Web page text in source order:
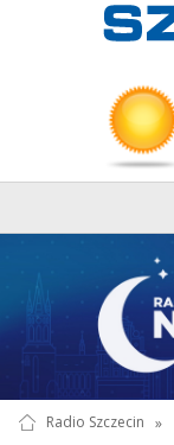
Radio Szczecin »